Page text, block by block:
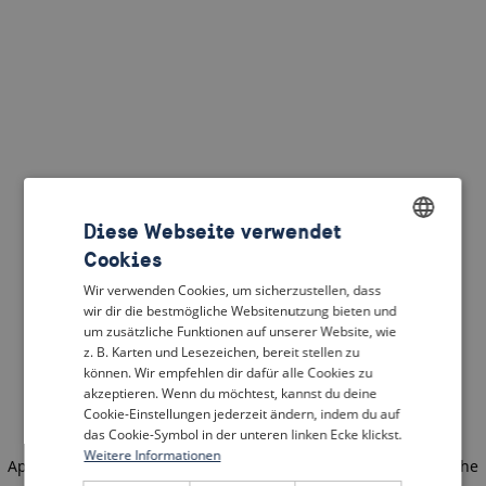
Application error: a client-side exception has occurred
(see the
DUTCH
FRENCH
GERMAN
Diese Webseite verwendet
Cookies
Wir verwenden Cookies, um sicherzustellen, dass
wir dir die bestmögliche Websitenutzung bieten und
um zusätzliche Funktionen auf unserer Website, wie
z. B. Karten und Lesezeichen, bereit stellen zu
können. Wir empfehlen dir dafür alle Cookies zu
akzeptieren. Wenn du möchtest, kannst du deine
Cookie-Einstellungen jederzeit ändern, indem du auf
das Cookie-Symbol in der unteren linken Ecke klickst.
Weitere Informationen